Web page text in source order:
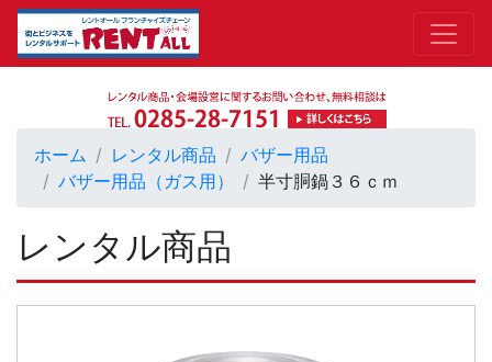
ホーム レンタル商品
バザー用品
バザー用品（ガス用）
半寸胴鍋３６ｃｍ
レンタル商品